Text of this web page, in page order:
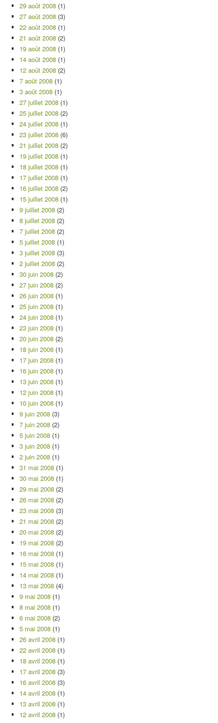
29 août 2008 (1)
27 août 2008 (3)
22 août 2008 (1)
21 août 2008 (2)
19 août 2008 (1)
14 août 2008 (1)
12 août 2008 (2)
7 août 2008 (1)
3 août 2008 (1)
27 juillet 2008 (1)
25 juillet 2008 (2)
24 juillet 2008 (1)
23 juillet 2008 (6)
21 juillet 2008 (2)
19 juillet 2008 (1)
18 juillet 2008 (1)
17 juillet 2008 (1)
16 juillet 2008 (2)
15 juillet 2008 (1)
9 juillet 2008 (2)
8 juillet 2008 (2)
7 juillet 2008 (2)
5 juillet 2008 (1)
3 juillet 2008 (3)
2 juillet 2008 (2)
30 juin 2008 (2)
27 juin 2008 (2)
26 juin 2008 (1)
25 juin 2008 (1)
24 juin 2008 (1)
23 juin 2008 (1)
20 juin 2008 (2)
18 juin 2008 (1)
17 juin 2008 (1)
16 juin 2008 (1)
13 juin 2008 (1)
12 juin 2008 (1)
10 juin 2008 (1)
9 juin 2008 (3)
7 juin 2008 (2)
5 juin 2008 (1)
3 juin 2008 (1)
2 juin 2008 (1)
31 mai 2008 (1)
30 mai 2008 (1)
29 mai 2008 (2)
26 mai 2008 (2)
23 mai 2008 (3)
21 mai 2008 (2)
20 mai 2008 (2)
19 mai 2008 (2)
16 mai 2008 (1)
15 mai 2008 (1)
14 mai 2008 (1)
13 mai 2008 (4)
9 mai 2008 (1)
8 mai 2008 (1)
6 mai 2008 (2)
5 mai 2008 (1)
26 avril 2008 (1)
22 avril 2008 (1)
18 avril 2008 (1)
17 avril 2008 (3)
16 avril 2008 (3)
14 avril 2008 (1)
13 avril 2008 (1)
12 avril 2008 (1)